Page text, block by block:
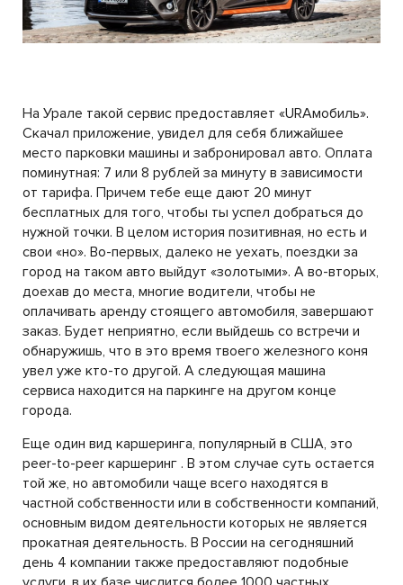
На Урале такой сервис предоставляет «URAмобиль».
Скачал приложение, увидел для себя ближайшее
место парковки машины и забронировал авто. Оплата
поминутная: 7 или 8 рублей за минуту в зависимости
от тарифа. Причем тебе еще дают 20 минут
бесплатных для того, чтобы ты успел добраться до
нужной точки. В целом история позитивная, но есть и
свои «но». Во-первых, далеко не уехать, поездки за
город на таком авто выйдут «золотыми». А во-вторых,
доехав до места, многие водители, чтобы не
оплачивать аренду стоящего автомобиля, завершают
заказ. Будет неприятно, если выйдешь со встречи и
обнаружишь, что в это время твоего железного коня
увел уже кто-то другой. А следующая машина
сервиса находится на паркинге на другом конце
города.
Еще один вид каршеринга, популярный в США, это
peer-to-peer каршеринг . В этом случае суть остается
той же, но автомобили чаще всего находятся в
частной собственности или в собственности компаний,
основным видом деятельности которых не является
прокатная деятельность. В России на сегодняшний
день 4 компании также предоставляют подобные